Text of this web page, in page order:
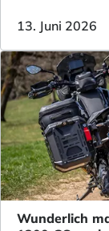
13. Juni 2026
Wunderlich